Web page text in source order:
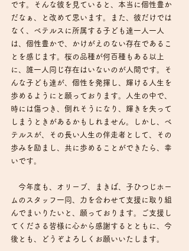
です。そんな彼を見ていると、本当に個性豊か
だなぁ、と改めて思います。また、彼だけでは
なく、ベテルスに所属する子ども達一人一人
は、個性豊かで、かけがえのない存在であるこ
とを感じます。桜の品種が何百種もある以上
に、誰一人同じ存在はいないのが人間です。そ
んな子ども達が、個性を発揮し、輝ける人生を
歩めるようにと願っております。人生の中で、
時には傷つき、倒れそうになり、輝きを失って
しまうときがあるかもしれません。しかし、ベ
テルスが、その長い人生の伴走者として、その
歩みを励まし、共に歩めることができたら、幸
いです。
今年度も、オリーブ、まきば、子ひつじホー
ムのスタッフ一同、力を合わせて支援に取り組
んでまいりたいと、願っております。ご支援し
てくださる皆様に心から感謝するとともに、今
後とも、どうぞよろしくお願いいたします。